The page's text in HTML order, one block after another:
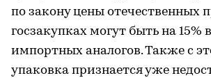
по закону цены отечественных
госзакупках могут быть на 15%
импортных аналогов. Также с
упаковка признается уже